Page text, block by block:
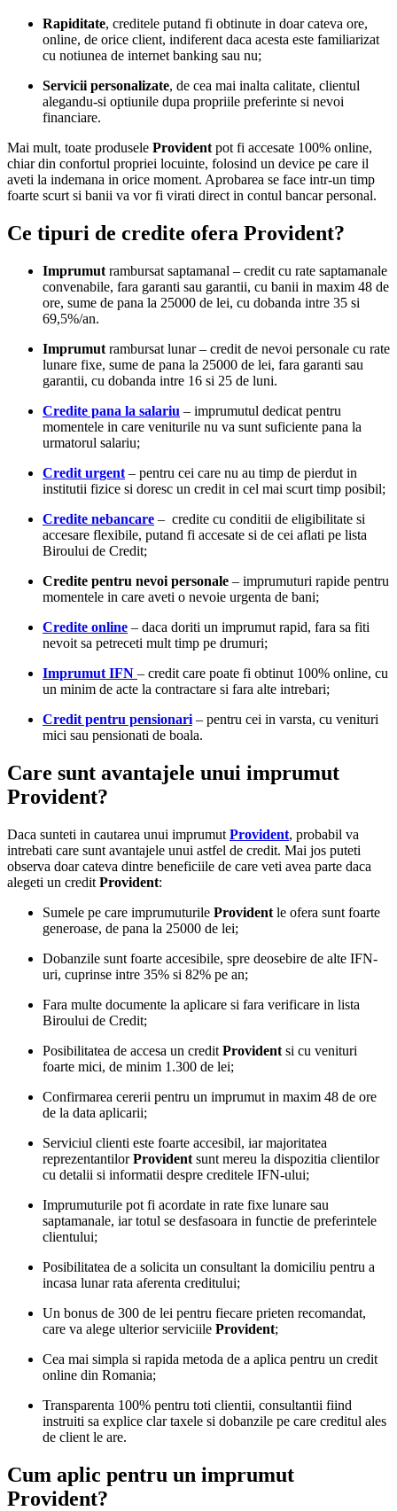
Rapiditate, creditele putand fi obtinute in doar cateva ore,
online, de orice client, indiferent daca acesta este familiarizat
cu notiunea de internet banking sau nu;
Servicii personalizate, de cea mai inalta calitate, clientul
alegandu-si optiunile dupa propriile preferinte si nevoi
financiare.
Mai mult, toate produsele Provident pot fi accesate 100% online,
chiar din confortul propriei locuinte, folosind un device pe care il
aveti la indemana in orice moment. Aprobarea se face intr-un timp
foarte scurt si banii va vor fi virati direct in contul bancar personal.
Ce tipuri de credite ofera Provident?
Imprumut rambursat saptamanal – credit cu rate saptamanale
convenabile, fara garanti sau garantii, cu banii in maxim 48 de
ore, sume de pana la 25000 de lei, cu dobanda intre 35 si
69,5%/an.
Imprumut rambursat lunar – credit de nevoi personale cu rate
lunare fixe, sume de pana la 25000 de lei, fara garanti sau
garantii, cu dobanda intre 16 si 25 de luni.
Credite pana la salariu – imprumutul dedicat pentru
momentele in care veniturile nu va sunt suficiente pana la
urmatorul salariu;
Credit urgent – pentru cei care nu au timp de pierdut in
institutii fizice si doresc un credit in cel mai scurt timp posibil;
Credite nebancare – credite cu conditii de eligibilitate si
accesare flexibile, putand fi accesate si de cei aflati pe lista
Biroului de Credit;
Credite pentru nevoi personale – imprumuturi rapide pentru
momentele in care aveti o nevoie urgenta de bani;
Credite online – daca doriti un imprumut rapid, fara sa fiti
nevoit sa petreceti mult timp pe drumuri;
Imprumut IFN – credit care poate fi obtinut 100% online, cu
un minim de acte la contractare si fara alte intrebari;
Credit pentru pensionari – pentru cei in varsta, cu venituri
mici sau pensionati de boala.
Care sunt avantajele unui imprumut
Provident?
Daca sunteti in cautarea unui imprumut Provident, probabil va
intrebati care sunt avantajele unui astfel de credit. Mai jos puteti
observa doar cateva dintre beneficiile de care veti avea parte daca
alegeti un credit Provident:
Sumele pe care imprumuturile Provident le ofera sunt foarte
generoase, de pana la 25000 de lei;
Dobanzile sunt foarte accesibile, spre deosebire de alte IFN-
uri, cuprinse intre 35% si 82% pe an;
Fara multe documente la aplicare si fara verificare in lista
Biroului de Credit;
Posibilitatea de accesa un credit Provident si cu venituri
foarte mici, de minim 1.300 de lei;
Confirmarea cererii pentru un imprumut in maxim 48 de ore
de la data aplicarii;
Serviciul clienti este foarte accesibil, iar majoritatea
reprezentantilorProvident sunt mereu la dispozitia clientilor
cu detalii si informatii despre creditele IFN-ului;
Imprumuturile pot fi acordate in rate fixe lunare sau
saptamanale, iar totul se desfasoara in functie de preferintele
clientului;
Posibilitatea de a solicita un consultant la domiciliu pentru a
incasa lunar rata aferenta creditului;
Un bonus de 300 de lei pentru fiecare prieten recomandat,
care va alege ulterior serviciile Provident;
Cea mai simpla si rapida metoda de a aplica pentru un credit
online din Romania;
Transparenta 100% pentru toti clientii, consultantii fiind
instruiti sa explice clar taxele si dobanzile pe care creditul ales
de client le are.
Cum aplic pentru un imprumut
Provident?